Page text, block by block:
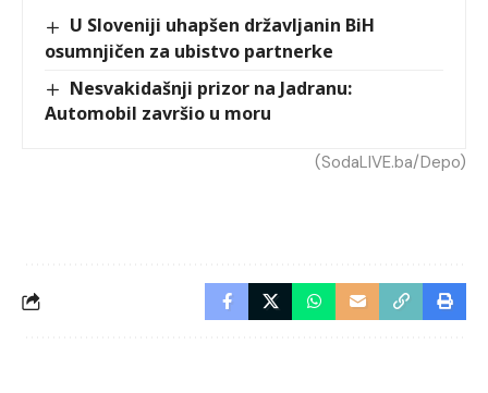
U Sloveniji uhapšen državljanin BiH
osumnjičen za ubistvo partnerke
Nesvakidašnji prizor na Jadranu:
Automobil završio u moru
(SodaLIVE.ba/Depo)